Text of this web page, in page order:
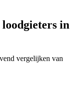
in
vergelijken van